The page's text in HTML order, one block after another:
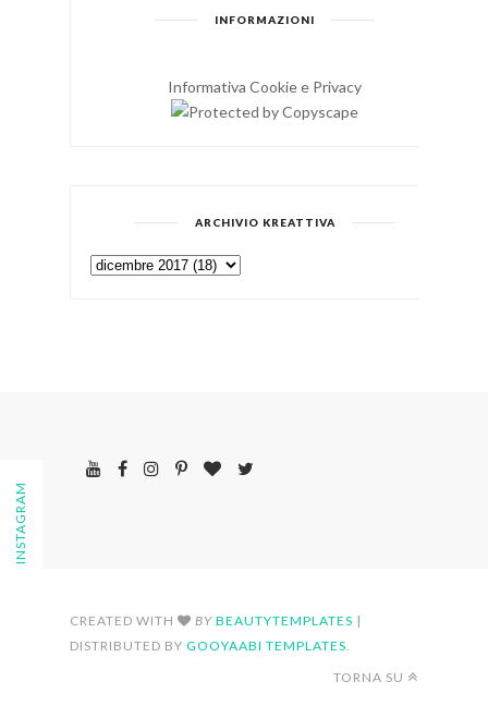
INFORMAZIONI
Informativa Cookie e Privacy
ARCHIVIO KREATTIVA
FOLLOW ON INSTAGRAM CREATED WITH BY BEAUTYTEMPLATES |
DISTRIBUTED BY GOOYAABI TEMPLATES.
TORNA SU